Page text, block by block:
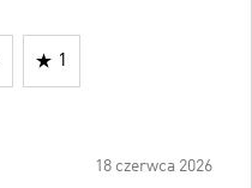
1
18 czerwca 2026